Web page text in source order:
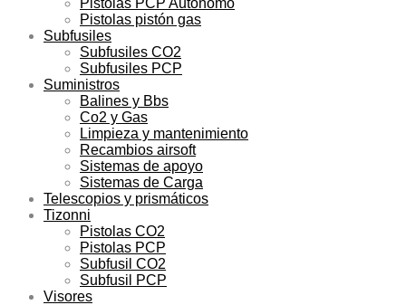
Pistolas pistón gas
Subfusiles
Subfusiles CO2
Subfusiles PCP
Suministros
Balines y Bbs
Co2 y Gas
Limpieza y mantenimiento
Recambios airsoft
Sistemas de apoyo
Sistemas de Carga
Telescopios y prismáticos
Tizonni
Pistolas CO2
Pistolas PCP
Subfusil CO2
Subfusil PCP
Visores